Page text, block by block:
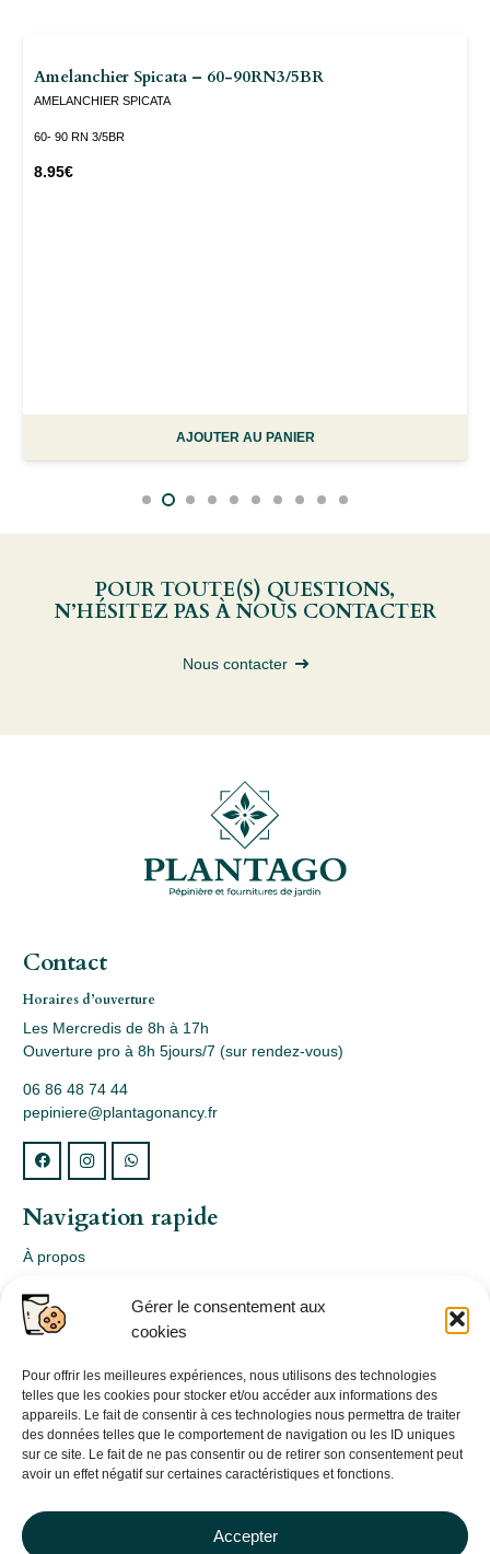
Gérer le consentement aux
cookies
Pour offrir les meilleures expériences, nous utilisons des technologies
telles que les cookies pour stocker et/ou accéder aux informations des
appareils. Le fait de consentir à ces technologies nous permettra de traiter
des données telles que le comportement de navigation ou les ID uniques
sur ce site. Le fait de ne pas consentir ou de retirer son consentement peut
avoir un effet négatif sur certaines caractéristiques et fonctions.
Accepter
Amelanchier Spicata – 60-90RN3/5BR
AMELANCHIER SPICATA
60- 90 RN 3/5BR
8.95€
AJOUTER AU PANIER
POUR TOUTE(S) QUESTIONS,
N’HÉSITEZ PAS À NOUS CONTACTER
Nous contacter
Contact
Horaires d’ouverture
Les Mercredis de 8h à 17h
Ouverture pro à 8h 5jours/7 (sur rendez-vous)
06 86 48 74 44
pepiniere@plantagonancy.fr
Navigation rapide
À propos
Webshop
Nos produits
Conception
Consultation
Contact
Informations légales
Politique de confidentialité